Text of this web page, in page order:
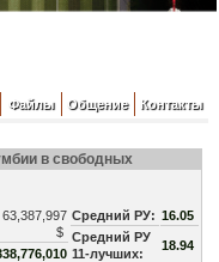
Файлы Общение Контакты
в свободных
63,387,997
$
Средний РУ: 16.05
Средний РУ
11-лучших:
18.94